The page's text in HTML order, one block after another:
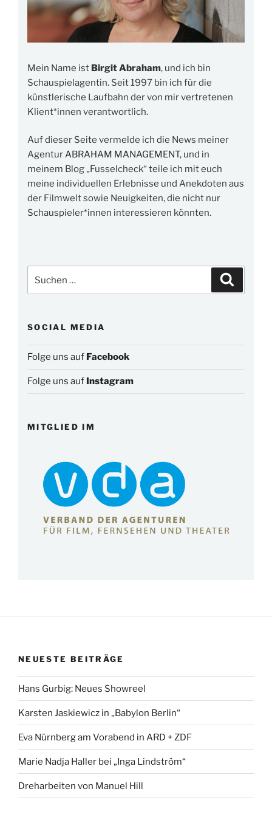
Mein Name ist Birgit Abraham, und ich bin
Schauspielagentin. Seit 1997 bin ich für die
künstlerische Laufbahn der von mir vertretenen
Klient*innen verantwortlich.
Auf dieser Seite vermelde ich die News meiner
AgenturABRAHAM MANAGEMENT, und in
meinem Blog „Fusselcheck“ teile ich mit euch
meine individuellen Erlebnisse und Anekdoten aus
der Filmwelt sowie Neuigkeiten, die nicht nur
Schauspieler*innen interessieren könnten.
nach:
SOCIAL MEDIA
Folge uns auf Facebook
Folge uns auf Instagram
MITGLIED IM
NEUESTE BEITRÄGE
Hans Gurbig: Neues Showreel
Karsten Jaskiewicz in „Babylon Berlin“
Eva Nürnberg am Vorabend in ARD + ZDF
Marie Nadja Haller bei „Inga Lindström“
Dreharbeiten von Manuel Hill